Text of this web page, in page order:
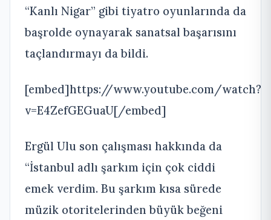
“Kanlı Nigar” gibi tiyatro oyunlarında da
başrolde oynayarak sanatsal başarısını
taçlandırmayı da bildi.
[embed]https://www.youtube.com/watch?
v=E4ZefGEGuaU[/embed]
Ergül Ulu son çalışması hakkında da
“İstanbul adlı şarkım için çok ciddi
emek verdim. Bu şarkım kısa sürede
müzik otoritelerinden büyük beğeni